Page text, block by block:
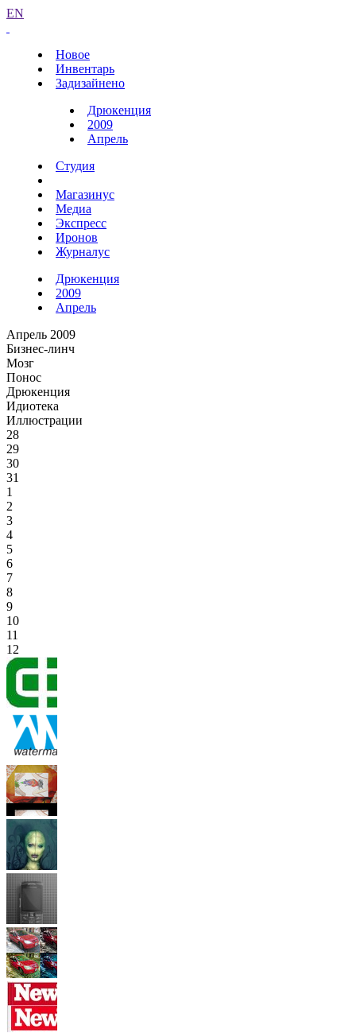
EN
Новое
Инвентарь
Задизайнено
Дрюкенция
2009
Апрель
Студия
Магазинус
Медиа
Экспресс
Иронов
Журналус
Дрюкенция
2009
Апрель
Апрель 2009
Бизнес-линч
Мозг
Понос
Дрюкенция
Идиотека
Иллюстрации
28
29
30
31
1
2
3
4
5
6
7
8
9
10
11
12